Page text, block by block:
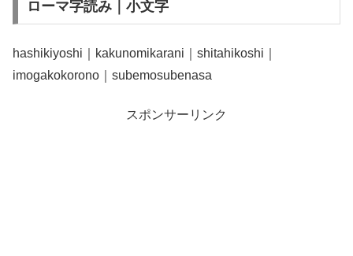
ローマ字読み｜小文字
hashikiyoshi｜kakunomikarani｜shitahikoshi｜
imogakokorono｜subemosubenasa
スポンサーリンク